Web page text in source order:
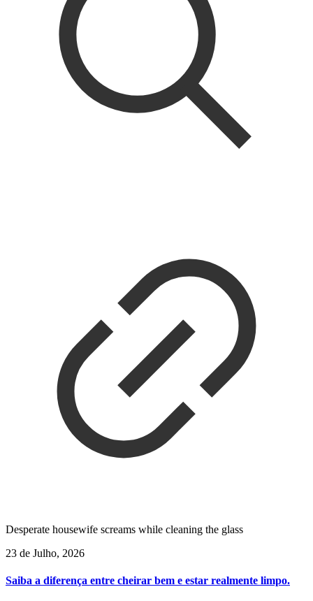
Desperate housewife screams while cleaning the glass
23 de Julho, 2026
Saiba a diferença entre cheirar bem e estar realmente limpo.